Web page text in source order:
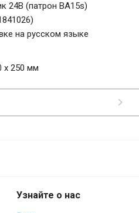
24В (патрон BA15s)
на русском языке
x 250 мм
Узнайте о нас